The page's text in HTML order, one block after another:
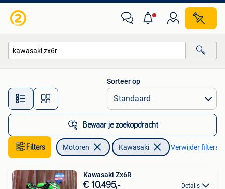
Alle afstanden…
Sorteer op
Bewaar je zoekopdracht
Filters Motoren Kawasaki Verwijder filters
Kawasaki Zx6R
€ 10.495,- Details